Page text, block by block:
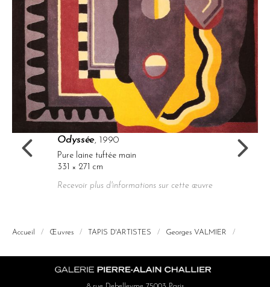
Odyssée, 1990
Pure laine tuftée main
331 × 271 cm
Recevoir plus d'informations sur cette œuvre
Accueil / Œuvres / TAPIS D'ARTISTES / Georges VALMIER /